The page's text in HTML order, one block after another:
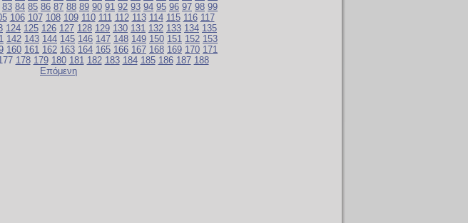
83 84 85 86 87 88 89 90 91 92 93 94 95 96 97 98 99
106 107 108 109 110 111 112 113 114 115 116 117
124 125 126 127 128 129 130 131 132 133 134 135
142 143 144 145 146 147 148 149 150 151 152 153
160 161 162 163 164 165 166 167 168 169 170 171
178 179 180 181 182 183 184 185 186 187 188
Επόμενη